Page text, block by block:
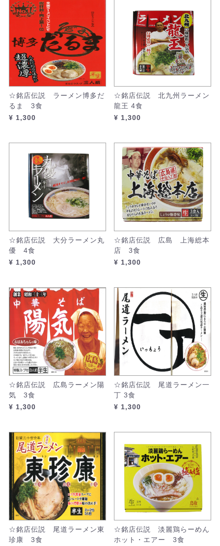
☆銘店伝説 ラーメン博多だ
るま 3食
¥ 1,300
☆銘店伝説 北九州ラーメン
龍王 4食
¥ 1,300
☆銘店伝説 大分ラーメン丸
優 4食
¥ 1,300
☆銘店伝説 広島 上海総本
店 3食
¥ 1,300
☆銘店伝説 広島ラーメン陽
気 3食
¥ 1,300
☆銘店伝説 尾道ラーメン一
丁 3食
¥ 1,300
☆銘店伝説 尾道ラーメン東
珍康 3食
☆銘店伝説 淡麗鶏らーめん
ホット・エアー 3食